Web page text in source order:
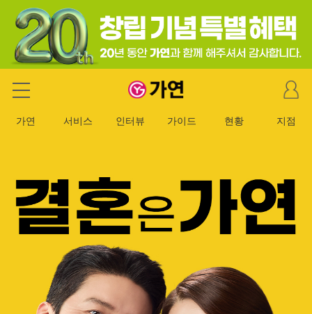
가연 결혼정보회사
마
이
이
가연 서비스 인터뷰 가이드 현황 지점